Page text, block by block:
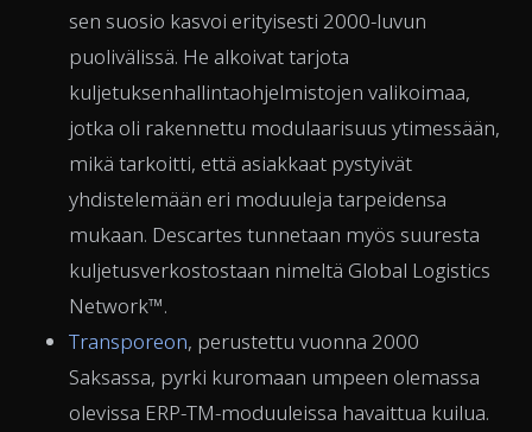
sen suosio kasvoi erityisesti 2000-luvun
puolivälissä. He alkoivat tarjota
kuljetuksenhallintaohjelmistojen valikoimaa,
jotka oli rakennettu modulaarisuus ytimessään,
mikä tarkoitti, että asiakkaat pystyivät
yhdistelemään eri moduuleja tarpeidensa
mukaan. Descartes tunnetaan myös suuresta
kuljetusverkostostaan nimeltä Global Logistics
Network™.
Transporeon, perustettu vuonna 2000
Saksassa, pyrki kuromaan umpeen olemassa
olevissa ERP-TM-moduuleissa havaittua kuilua.